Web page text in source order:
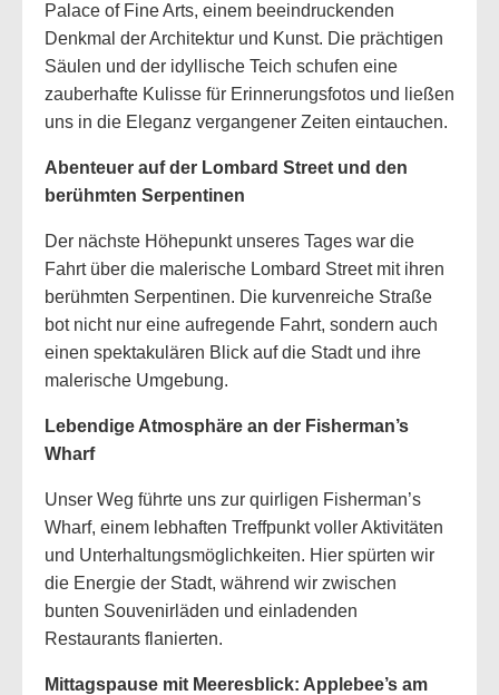
Palace of Fine Arts, einem beeindruckenden
Denkmal der Architektur und Kunst. Die prächtigen
Säulen und der idyllische Teich schufen eine
zauberhafte Kulisse für Erinnerungsfotos und ließen
uns in die Eleganz vergangener Zeiten eintauchen.
Abenteuer auf der Lombard Street und den
berühmten Serpentinen
Der nächste Höhepunkt unseres Tages war die
Fahrt über die malerische Lombard Street mit ihren
berühmten Serpentinen. Die kurvenreiche Straße
bot nicht nur eine aufregende Fahrt, sondern auch
einen spektakulären Blick auf die Stadt und ihre
malerische Umgebung.
Lebendige Atmosphäre an der Fisherman’s
Wharf
Unser Weg führte uns zur quirligen Fisherman’s
Wharf, einem lebhaften Treffpunkt voller Aktivitäten
und Unterhaltungsmöglichkeiten. Hier spürten wir
die Energie der Stadt, während wir zwischen
bunten Souvenirläden und einladenden
Restaurants flanierten.
Mittagspause mit Meeresblick: Applebee’s am